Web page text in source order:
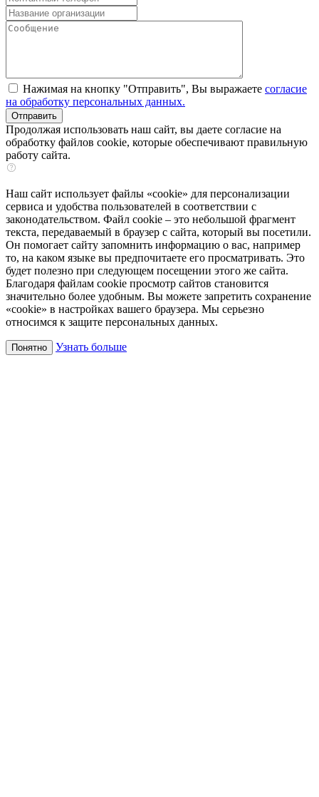
Нажимая на кнопку "Отправить", Вы выражаете согласие
на обработку персональных данных.
Продолжая использовать наш сайт, вы даете согласие на
обработку файлов cookie, которые обеспечивают правильную
работу сайта.
Наш сайт использует файлы «cookie» для персонализации
сервиса и удобства пользователей в соответствии с
законодательством. Файл cookie – это небольшой фрагмент
текста, передаваемый в браузер с сайта, который вы посетили.
Он помогает сайту запомнить информацию о вас, например
то, на каком языке вы предпочитаете его просматривать. Это
будет полезно при следующем посещении этого же сайта.
Благодаря файлам cookie просмотр сайтов становится
значительно более удобным. Вы можете запретить сохранение
«cookie» в настройках вашего браузера. Мы серьезно
относимся к защите персональных данных.
Понятно Узнать больше